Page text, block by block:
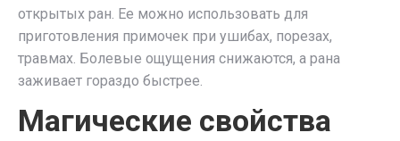
открытых ран. Ее можно использовать для
приготовления примочек при ушибах, порезах,
травмах. Болевые ощущения снижаются, а рана
заживает гораздо быстрее.
Магические свойства